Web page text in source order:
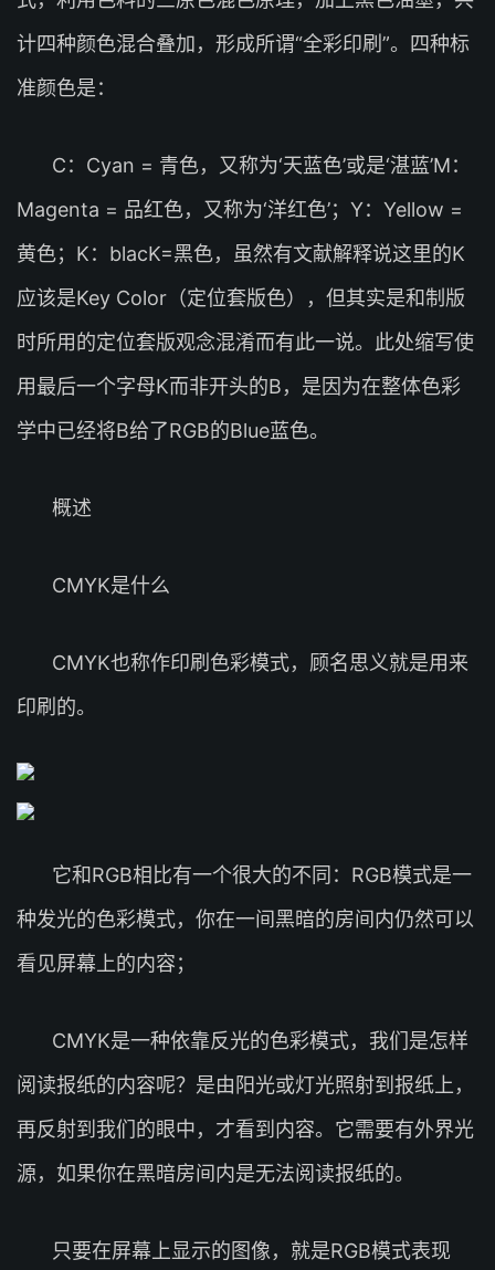
计四种颜色混合叠加，形成所谓“全彩印刷”。四种标
准颜色是：
C：Cyan = 青色，又称为‘天蓝色’或是‘湛蓝’M：
Magenta = 品红色，又称为‘洋红色’；Y：Yellow =
黄色；K：blacK=黑色，虽然有文献解释说这里的K
应该是Key Color（定位套版色），但其实是和制版
时所用的定位套版观念混淆而有此一说。此处缩写使
用最后一个字母K而非开头的B，是因为在整体色彩
学中已经将B给了RGB的Blue蓝色。
概述
CMYK是什么
CMYK也称作印刷色彩模式，顾名思义就是用来
印刷的。
它和RGB相比有一个很大的不同：RGB模式是一
种发光的色彩模式，你在一间黑暗的房间内仍然可以
看见屏幕上的内容；
CMYK是一种依靠反光的色彩模式，我们是怎样
阅读报纸的内容呢？是由阳光或灯光照射到报纸上，
再反射到我们的眼中，才看到内容。它需要有外界光
源，如果你在黑暗房间内是无法阅读报纸的。
只要在屏幕上显示的图像，就是RGB模式表现